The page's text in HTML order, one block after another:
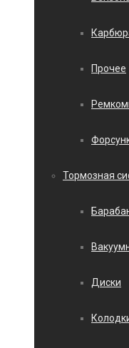
Прочее
Тормозная
Диски